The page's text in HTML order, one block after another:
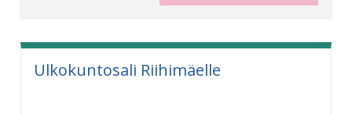
Ulkokuntosali Riihimäelle